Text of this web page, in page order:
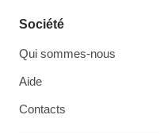
Société
Qui sommes-nous
Aide
Contacts